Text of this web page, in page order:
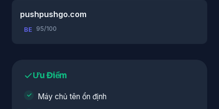
pushpushgo.com
BE 95/100
Ưu Điểm
Máy chủ tên ổn định